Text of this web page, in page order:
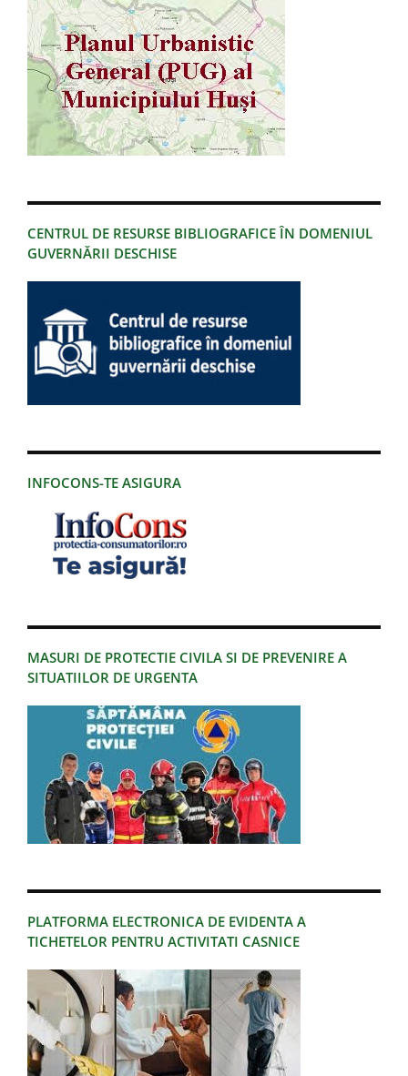
CENTRUL DE RESURSE BIBLIOGRAFICE ÎN DOMENIUL
GUVERNĂRII DESCHISE
INFOCONS-TE ASIGURA
MASURI DE PROTECTIE CIVILA SI DE PREVENIRE A
SITUATIILOR DE URGENTA
PLATFORMA ELECTRONICA DE EVIDENTA A
TICHETELOR PENTRU ACTIVITATI CASNICE